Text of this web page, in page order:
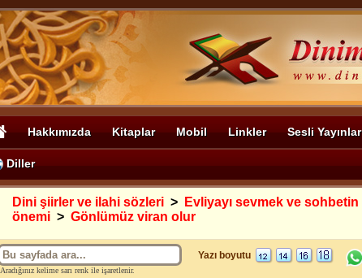
Hakkımızda Kitaplar Mobil Linkler Sesli Yayınlar
Diller
Dini şiirler ve ilahi sözleri >
Evliyayı sevmek ve sohbetin
önemi > Gönlümüz viran olur
Aradığınız kelime sarı renk ile işaretlenir.
Yazı boyutu